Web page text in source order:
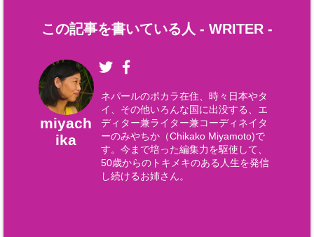
この記事を書いている人 - WRITER -
miyach
ika
ネパールのポカラ在住、時々日本やタ
イ、その他いろんな国に出没する、エ
ディター兼ライター兼コーディネイタ
ーのみやちか（Chikako Miyamoto)で
す。今まで培った編集力を駆使して、
50歳からのトキメキのある人生を発信
し続けるお姉さん。